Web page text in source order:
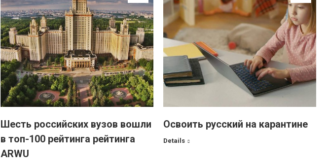
Шесть российских вузов вошли
в топ-100 рейтинга рейтинга
ARWU
Освоить русский на карантине
Details